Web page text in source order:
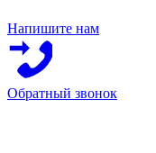
Напишите нам
Обратный звонок